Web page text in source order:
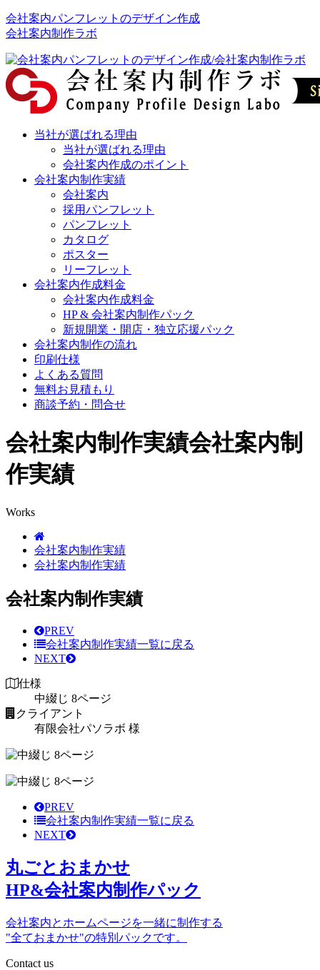
会社案内パンフレットのデザイン作成
会社案内制作ラボ
当社が選ばれる理由
当社が選ばれる理由
会社案内作成のポイント
会社案内制作実績
会社案内
採用パンフレット
パンフレット
カタログ
ポスター
リーフレット
会社案内作成料金
会社案内作成料金
HP & 会社案内制作パック
新規開業・開店・独立応援パック
会社案内制作の流れ
印刷仕様
よくある質問
無料お見積もり
商談予約・問合せ
会社案内制作実績会社案内制
作実績
Works
会社案内制作実績
会社案内制作実績
会社案内制作実績
PREV
会社案内制作実績一覧に戻る
NEXT
仕様
中綴じ 8ページ
クライアント
有限会社パソラボ 様
PREV
会社案内制作実績一覧に戻る
NEXT
丸ごとおまかせ
HP&会社案内制作パック
会社案内とホームページを一緒に制作する
"全ておまかせ"の特別パックです。
Contact us